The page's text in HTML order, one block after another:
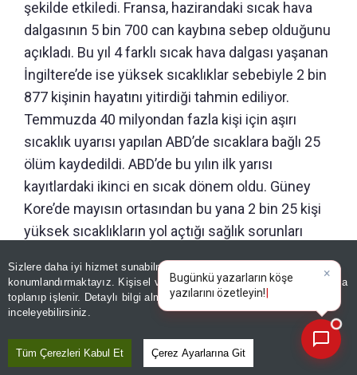
Sizlere daha iyi hizmet sunabilmek adına sitemizde
konumlandırmaktayız. Kişisel verileriniz, KVKK ve GDPR kapsamında
toplanıp işlenir. Detaylı bilgi almak içinAydınlatma Metnimizi
inceleyebilirsiniz.
Tüm Çerezleri Kabul Et Çerez Ayarlarına Git
şekilde etkiledi. Fransa, hazirandaki sıcak hava
dalgasının 5 bin 700 can kaybına sebep olduğunu
açıkladı. Bu yıl 4 farklı sıcak hava dalgası yaşanan
İngiltere’de ise yüksek sıcaklıklar sebebiyle 2 bin
877 kişinin hayatını yitirdiği tahmin ediliyor.
Temmuzda 40 milyondan fazla kişi için aşırı
sıcaklık uyarısı yapılan ABD’de sıcaklara bağlı 25
ölüm kaydedildi. ABD’de bu yılın ilk yarısı
kayıtlardaki ikinci en sıcak dönem oldu. Güney
Kore’de mayısın ortasından bu yana 2 bin 25 kişi
yüksek sıcaklıkların yol açtığı sağlık sorunları
kaybetti. Japonya’da 20-26 Temmuz’da etkili olan
sıcak hava dalgasında 18 bin 600 kişi hastaneye
kaldırıldı ve 45’i hayatını kaybetti. Japonya’nın
bazı bölgelerinde sıcaklıklar 40 dereceyi buldu.
Tokyo’nun en büyük hayvanat bahçesi Tama’da
×
Bugünkü yazarların köşe
yazılarını öz